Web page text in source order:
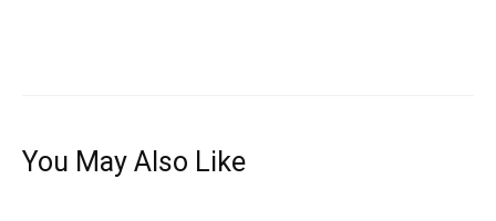
You May Also Like